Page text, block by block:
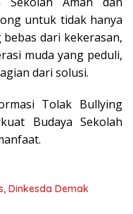
untuk tidak hanya
dari kekerasan,
muda yang peduli,
dari solusi.
Tolak Bullying
Budaya Sekolah
Dinkesda Demak